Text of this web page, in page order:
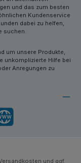
und das zum besten
Kundenservice
dabei zu helfen,
suchen.
um unsere Produkte,
unkomplizierte Hilfe bei
Anregungen zu
und ggf.